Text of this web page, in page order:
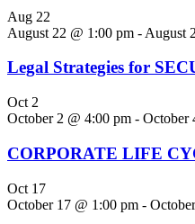
Aug 22
August 22 @ 1:00 pm - August
Legal Strategies for
Oct 2
October 2 @ 4:00 pm - October
CORPORATE LIFE
Oct 17
October 17 @ 1:00 pm -